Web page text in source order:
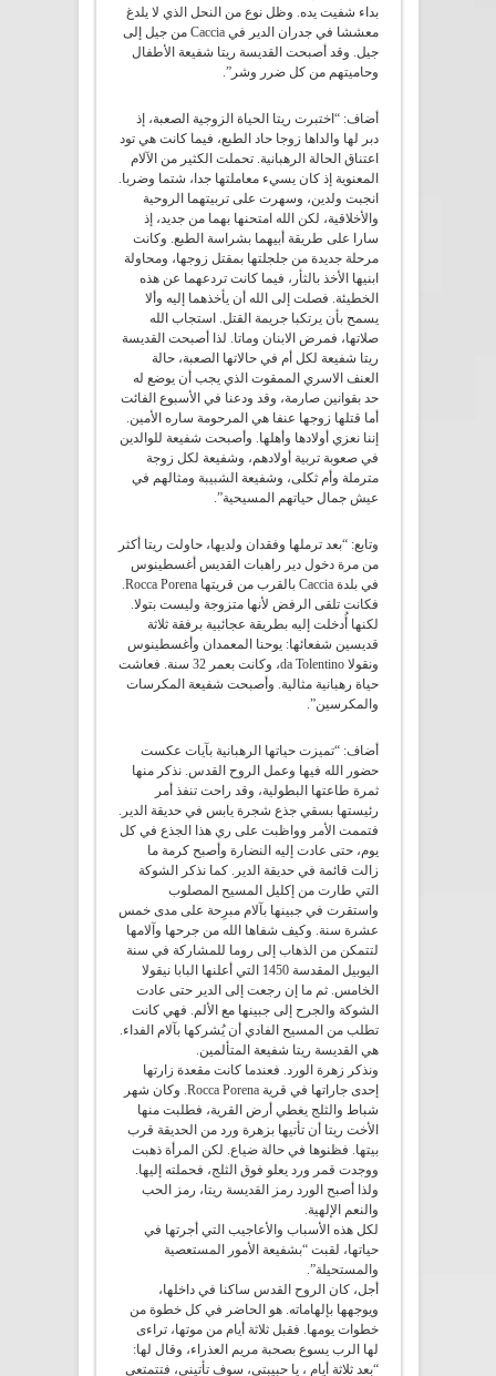
بداء شفيت يده. وظل نوع من النحل الذي لا يلدغ
معششا في جدران الدير في Caccia من جيل إلى
جيل. وقد أصبحت القديسة ريتا شفيعة الأطفال
وحاميتهم من كل ضرر وشر”.
أضاف: “اختبرت ريتا الحياة الزوجية الصعبة، إذ
دبر لها والداها زوجا حاد الطبع، فيما كانت هي تود
اعتناق الحالة الرهبانية. تحملت الكثير من الآلام
المعنوية إذ كان يسيء معاملتها جدا، شتما وضربا.
انجبت ولدين، وسهرت على تربيتهما الروحية
والأخلاقية، لكن الله امتحنها بهما من جديد، إذ
سارا على طريقة أبيهما بشراسة الطبع. وكانت
مرحلة جديدة من جلجلتها بمقتل زوجها، ومحاولة
ابنيها الأخذ بالثأر، فيما كانت تردعهما عن هذه
الخطيئة. فصلت إلى الله أن يأخذهما إليه وألا
يسمح بأن يرتكبا جريمة القتل. استجاب الله
صلاتها، فمرض الابنان وماتا. لذا أصبحت القديسة
ريتا شفيعة لكل أم في حالاتها الصعبة، حالة
العنف الاسري الممقوت الذي يجب أن يوضع له
حد بقوانين صارمة، وقد ودعنا في الأسبوع الفائت
أما قتلها زوجها عنفا هي المرحومة ساره الأمين.
إننا نعزي أولادها وأهلها. وأصبحت شفيعة للوالدين
في صعوبة تربية أولادهم، وشفيعة لكل زوجة
مترملة وأم ثكلى، وشفيعة الشبيبة ومثالهم في
عيش جمال حياتهم المسيحية”.
وتابع: “بعد ترملها وفقدان ولديها، حاولت ريتا أكثر
من مرة دخول دير راهبات القديس أغسطينوس
فكانت تلقى الرفض لأنها متزوجة وليست بتولا.
لكنها أُدخلت إليه بطريقة عجائبية برفقة ثلاثة
قديسين شفعائها: يوحنا المعمدان وأغسطينوس
ونقولا da Tolentino، وكانت بعمر 32 سنة. فعاشت
حياة رهبانية مثالية. وأصبحت شفيعة المكرسات
والمكرسين”.
أضاف: “تميزت حياتها الرهبانية بآيات عكست
حضور الله فيها وعمل الروح القدس. نذكر منها
ثمرة طاعتها البطولية، وقد راحت تنفذ أمر
رئيستها بسقي جذع شجرة يابس في حديقة الدير.
فتممت الأمر وواظبت على ري هذا الجذع في كل
يوم، حتى عادت إليه النضارة وأصبح كرمة ما
زالت قائمة في حديقة الدير. كما نذكر الشوكة
التي طارت من إكليل المسيح المصلوب
واستقرت في جبينها بآلام مبرِحة على مدى خمس
عشرة سنة. وكيف شفاها الله من جرحها وآلامها
لتتمكن من الذهاب إلى روما للمشاركة في سنة
اليوبيل المقدسة 1450 التي أعلنها البابا نيقولا
الخامس. ثم ما إن رجعت إلى الدير حتى عادت
الشوكة والجرح إلى جبينها مع الألم. فهي كانت
تطلب من المسيح الفادي أن يُشركها بآلام الفداء.
هي القديسة ريتا شفيعة المتألمين.
ونذكر زهرة الورد. فعندما كانت مقعدة زارتها
إحدى جاراتها في قرية Rocca Porena. وكان شهر
شباط والثلج يغطي أرض القرية، فطلبت منها
الأخت ريتا أن تأتيها بزهرة ورد من الحديقة قرب
بيتها. فظنوها في حالة ضياع. لكن المرأة ذهبت
ووجدت قمر ورد يعلو فوق الثلج، فحملته إليها.
ولذا أصبح الورد رمز القديسة ريتا، رمز الحب
والنعم الإلهية.
لكل هذه الأسباب والأعاجيب التي أجرتها في
حياتها، لقبت “بشفيعة الأمور المستعصية
والمستحيلة”.
أجل، كان الروح القدس ساكنا في داخلها،
ويوجهها بإلهاماته. هو الحاضر في كل خطوة من
خطوات يومها. فقبل ثلاثة أيام من موتها، تراءى
لها الرب يسوع بصحبة مريم العذراء، وقال لها:
“بعد ثلاثة أيام ، يا حبيبتي، سوف تأتيني، فتتمتعي